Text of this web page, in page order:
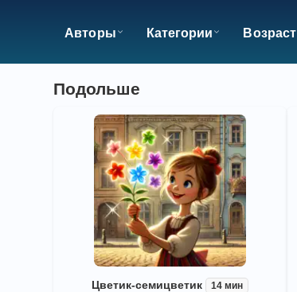
Авторы Категории Возраст
Подольше
Цветик-семицветик 14 мин